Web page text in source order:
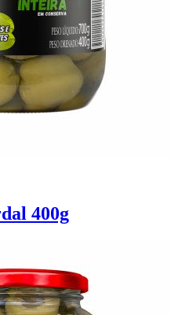
400g